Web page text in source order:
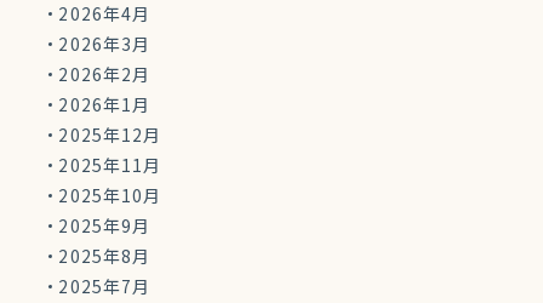
2026年4月
2026年3月
2026年2月
2026年1月
2025年12月
2025年11月
2025年10月
2025年9月
2025年8月
2025年7月